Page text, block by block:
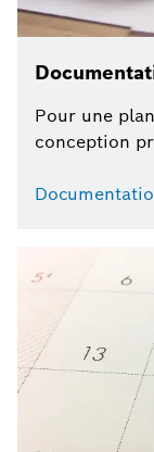
Pour une
conception